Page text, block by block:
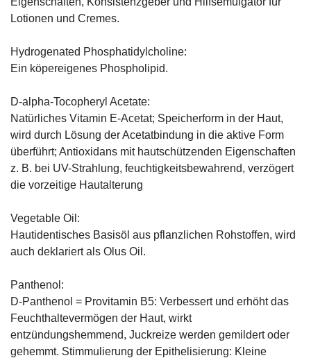
Lotionen und Cremes.
Hydrogenated Phosphatidylcholine:
Ein köpereigenes Phospholipid.
D-alpha-Tocopheryl Acetate:
Natürliches Vitamin E-Acetat; Speicherform in der Haut,
wird durch Lösung der Acetatbindung in die aktive Form
überführt; Antioxidans mit hautschützenden Eigenschaften
z. B. bei UV-Strahlung, feuchtigkeitsbewahrend, verzögert
die vorzeitige Hautalterung
Vegetable Oil:
Hautidentisches Basisöl aus pflanzlichen Rohstoffen, wird
auch deklariert als Olus Oil.
Panthenol:
D-Panthenol = Provitamin B5: Verbessert und erhöht das
Feuchthaltevermögen der Haut, wirkt
entzündungshemmend, Juckreize werden gemildert oder
gehemmt. Stimmulierung der Epithelisierung: Kleine